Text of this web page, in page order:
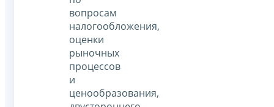
вопросам
налогообложения,
оценки
рыночных
процессов
и
ценообразования,